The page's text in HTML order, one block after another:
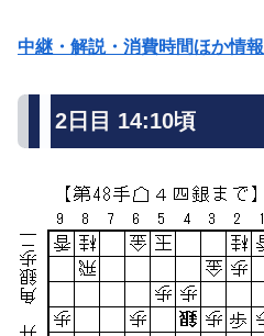
中継・解説・消費時間ほか情報
2日目 14:10頃